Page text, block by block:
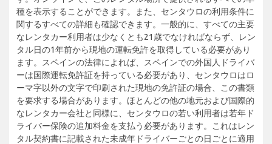
種を表示することができます。また、センタウロの利用条件に
関するすべての詳細も確認できます。一般的に、すべての主要
なレンタカー利用者は少なくとも21歳でなければならず、レン
タル日の1年前から現地の運転免許を取得している必要があり
ます。スペインの法律によれば、スペインでの外国人ドライバ
ーは国際運転免許証を持っている必要があり、センタウロはロ
ーマ字以外の文字で印刷された現地の免許証の場合、この書類
を要求する場合があります。ほとんどの他の地元および国際的
なレンタカー会社と同様に、センタウロの若い利用者は若年ド
ライバー保険の追加料金を支払う必要があります。これはレン
タル契約書に記載された未成年ドライバーごとの日ごとに適用